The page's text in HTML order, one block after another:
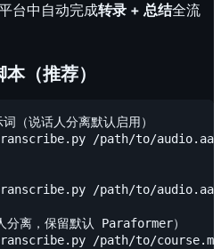
台中自动完成转录 + 总结全流
（推荐）
（说话人分离默认启用）
/path/to/audio.aac
/path/to/
分离，保留默认 Paraformer）
/path/to/